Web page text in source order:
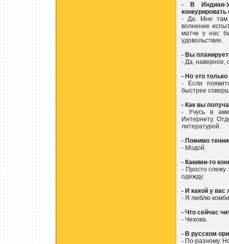
- В Индиан-
- Да. Мне там
волнение
матче у нас
удовольствие.
- Вы
- Да, наверное,
- Но это
- Если
быстрее
- Как вы
- Учусь в
Интернету.
литературой.
- Помимо
- Модой.
- Какими-то
- Просто слежу
одежду.
- И какой у
- Я люблю
- Что сейчас
- Чехова.
- В русском
- По-разному.